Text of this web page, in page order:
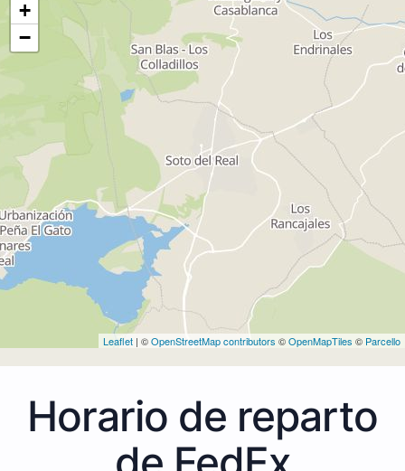
+
−
Leaflet | ©OpenStreetMap contributors ©OpenMapTiles © Parcello
Horario de reparto